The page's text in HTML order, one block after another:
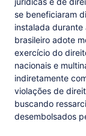
se beneficiaram
instalada
brasileiro adote
exercício do
nacionais e
indiretamente
violações de
buscando
desembolsados